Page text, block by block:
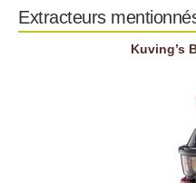
Extracteurs
Kuving’s